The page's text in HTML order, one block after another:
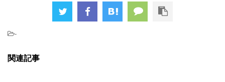
-
関連記事